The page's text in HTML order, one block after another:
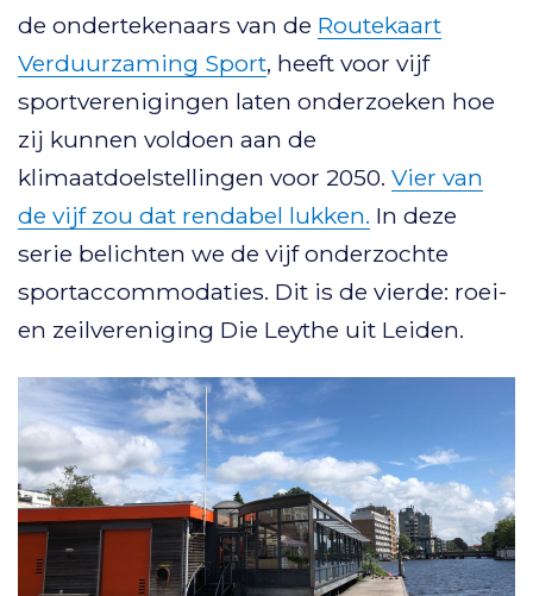
de ondertekenaars van de Routekaart
Verduurzaming Sport, heeft voor vijf
sportverenigingen laten onderzoeken hoe
zij kunnen voldoen aan de
klimaatdoelstellingen voor 2050. Vier van
de vijf zou dat rendabel lukken. In deze
serie belichten we de vijf onderzochte
sportaccommodaties. Dit is de vierde: roei-
en zeilvereniging Die Leythe uit Leiden.